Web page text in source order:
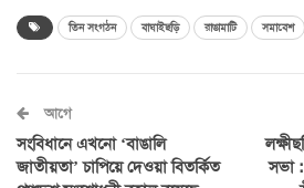
তিন সংগঠন বাঘাইছড়ি রাঙামাটি সমাবেশ
আগে
সংবিধানে এখনো ‘বাঙালি
জাতীয়তা’ চাপিয়ে দেওয়া বিতর্কিত
সভা :